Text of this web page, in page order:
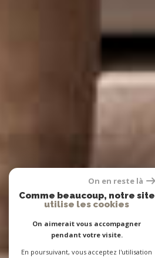
On en reste là
Comme beaucoup, notre site
utilise les cookies
On aimerait vous accompagner
pendant votre visite.
En poursuivant, vous acceptez l'utilisation